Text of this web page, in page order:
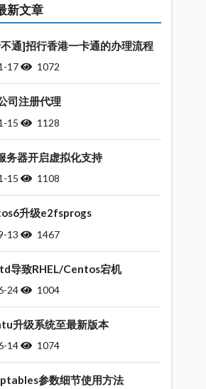
新文章
通]招行香港一卡通的办理流程
17 1072
司注册代理
15 1128
务器开启虚拟化支持
15 1108
升级e2fsprogs
13 1467
导致RHEL/Centos宕机
24 1004
升级系统至最新版本
14 1074
参数细节使用方法